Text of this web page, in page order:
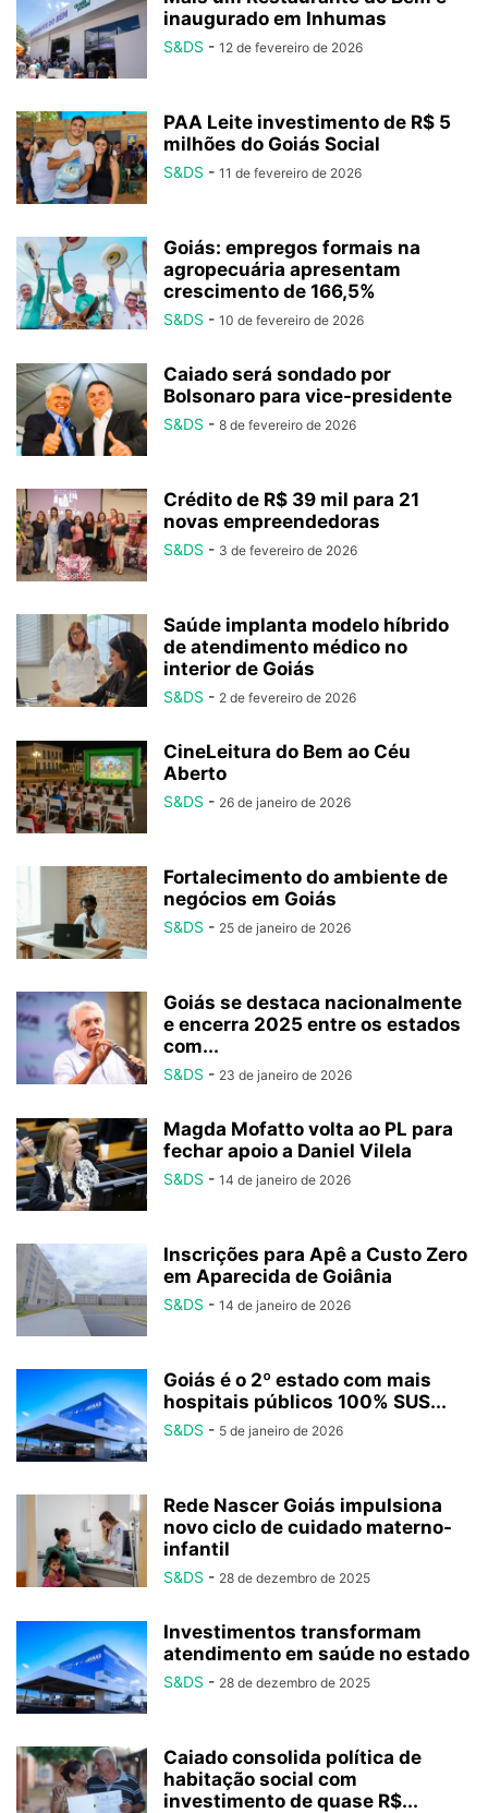
inaugurado em Inhumas
S&DS - 12 de fevereiro de 2026
PAA Leite investimento de R$ 5
milhões do Goiás Social
S&DS - 11 de fevereiro de 2026
Goiás: empregos formais na
agropecuária apresentam
crescimento de 166,5%
S&DS - 10 de fevereiro de 2026
Caiado será sondado por
Bolsonaro para vice-presidente
S&DS - 8 de fevereiro de 2026
Crédito de R$ 39 mil para 21
novas empreendedoras
S&DS - 3 de fevereiro de 2026
Saúde implanta modelo híbrido
de atendimento médico no
interior de Goiás
S&DS - 2 de fevereiro de 2026
CineLeitura do Bem ao Céu
Aberto
S&DS - 26 de janeiro de 2026
Fortalecimento do ambiente de
negócios em Goiás
S&DS - 25 de janeiro de 2026
Goiás se destaca nacionalmente
e encerra 2025 entre os estados
com...
S&DS - 23 de janeiro de 2026
Magda Mofatto volta ao PL para
fechar apoio a Daniel Vilela
S&DS - 14 de janeiro de 2026
Inscrições para Apê a Custo Zero
em Aparecida de Goiânia
S&DS - 14 de janeiro de 2026
Goiás é o 2º estado com mais
hospitais públicos 100% SUS...
S&DS - 5 de janeiro de 2026
Rede Nascer Goiás impulsiona
novo ciclo de cuidado materno-
infantil
S&DS - 28 de dezembro de 2025
Investimentos transformam
atendimento em saúde no estado
S&DS - 28 de dezembro de 2025
Caiado consolida política de
habitação social com
investimento de quase R$...